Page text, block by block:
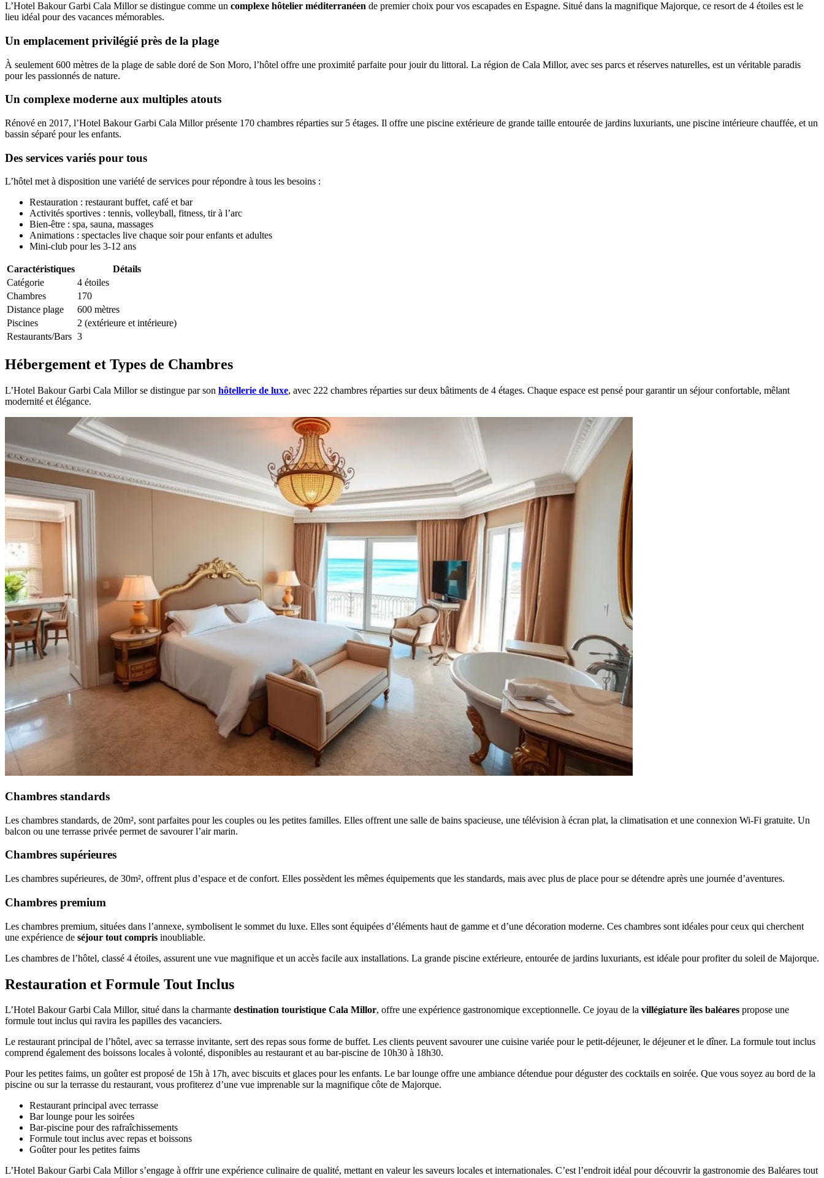
L’Hotel Bakour Garbi Cala Millor se distingue comme un complexe hôtelier méditerranéen de premier choix pour vos escapades en Espagne. Situé dans la magnifique Majorque, ce resort de 4 étoiles est le
lieu idéal pour des vacances mémorables.
Un emplacement privilégié près de la plage
À seulement 600 mètres de la plage de sable doré de Son Moro, l’hôtel offre une proximité parfaite pour jouir du littoral. La région de Cala Millor, avec ses parcs et réserves naturelles, est un véritable paradis
pour les passionnés de nature.
Un complexe moderne aux multiples atouts
Rénové en 2017, l’Hotel Bakour Garbi Cala Millor présente 170 chambres réparties sur 5 étages. Il offre une piscine extérieure de grande taille entourée de jardins luxuriants, une piscine intérieure chauffée, et un
bassin séparé pour les enfants.
Des services variés pour tous
L’hôtel met à disposition une variété de services pour répondre à tous les besoins :
Restauration : restaurant buffet, café et bar
Activités sportives : tennis, volleyball, fitness, tir à l’arc
Bien-être : spa, sauna, massages
Animations : spectacles live chaque soir pour enfants et adultes
Mini-club pour les 3-12 ans
Caractéristiques
Détails
Catégorie
4 étoiles
Chambres
170
Distance plage
600 mètres
Piscines
2 (extérieure et intérieure)
Restaurants/Bars 3
Hébergement et Types de Chambres
L’Hotel Bakour Garbi Cala Millor se distingue par son hôtellerie de luxe, avec 222 chambres réparties sur deux bâtiments de 4 étages. Chaque espace est pensé pour garantir un séjour confortable, mêlant
modernité et élégance.
Chambres standards
Les chambres standards, de 20m², sont parfaites pour les couples ou les petites familles. Elles offrent une salle de bains spacieuse, une télévision à écran plat, la climatisation et une connexion Wi-Fi gratuite. Un
balcon ou une terrasse privée permet de savourer l’air marin.
Chambres supérieures
Les chambres supérieures, de 30m², offrent plus d’espace et de confort. Elles possèdent les mêmes équipements que les standards, mais avec plus de place pour se détendre après une journée d’aventures.
Chambres premium
Les chambres premium, situées dans l’annexe, symbolisent le sommet du luxe. Elles sont équipées d’éléments haut de gamme et d’une décoration moderne. Ces chambres sont idéales pour ceux qui cherchent
une expérience de séjour tout compris inoubliable.
Les chambres de l’hôtel, classé 4 étoiles, assurent une vue magnifique et un accès facile aux installations. La grande piscine extérieure, entourée de jardins luxuriants, est idéale pour profiter du soleil de Majorque.
Restauration et Formule Tout Inclus
L’Hotel Bakour Garbi Cala Millor, situé dans la charmante destination touristique Cala Millor, offre une expérience gastronomique exceptionnelle. Ce joyau de la villégiature îles baléares propose une
formule tout inclus qui ravira les papilles des vacanciers.
Le restaurant principal de l’hôtel, avec sa terrasse invitante, sert des repas sous forme de buffet. Les clients peuvent savourer une cuisine variée pour le petit-déjeuner, le déjeuner et le dîner. La formule tout inclus
comprend également des boissons locales à volonté, disponibles au restaurant et au bar-piscine de 10h30 à 18h30.
Pour les petites faims, un goûter est proposé de 15h à 17h, avec biscuits et glaces pour les enfants. Le bar lounge offre une ambiance détendue pour déguster des cocktails en soirée. Que vous soyez au bord de la
piscine ou sur la terrasse du restaurant, vous profiterez d’une vue imprenable sur la magnifique côte de Majorque.
Restaurant principal avec terrasse
Bar lounge pour les soirées
Bar-piscine pour des rafraîchissements
Formule tout inclus avec repas et boissons
Goûter pour les petites faims
L’Hotel Bakour Garbi Cala Millor s’engage à offrir une expérience culinaire de qualité, mettant en valeur les saveurs locales et internationales. C’est l’endroit idéal pour découvrir la gastronomie des Baléares tout